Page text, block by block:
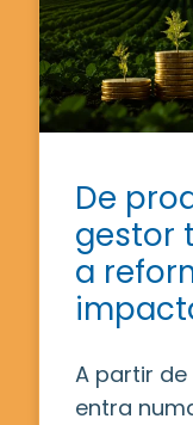
De
gestor
a
A partir
entra